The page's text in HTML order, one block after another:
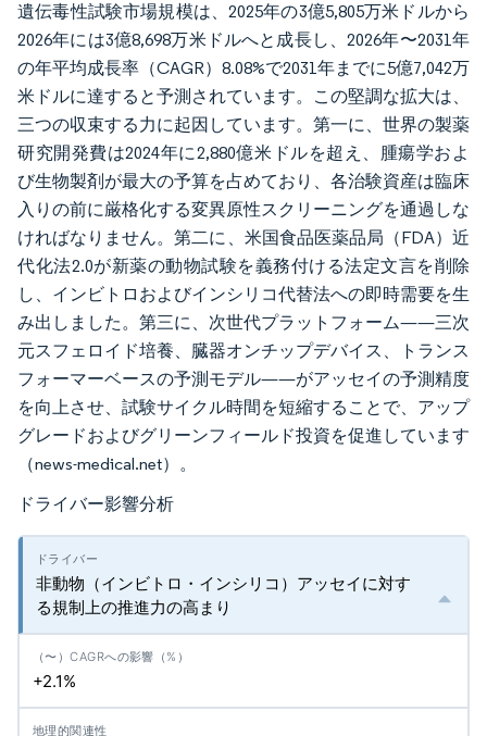
遺伝毒性試験市場規模は、2025年の3億5,805万米ドルから
2026年には3億8,698万米ドルへと成長し、2026年〜2031年
の年平均成長率（CAGR）8.08%で2031年までに5億7,042万
米ドルに達すると予測されています。この堅調な拡大は、
三つの収束する力に起因しています。第一に、世界の製薬
研究開発費は2024年に2,880億米ドルを超え、腫瘍学およ
び生物製剤が最大の予算を占めており、各治験資産は臨床
入りの前に厳格化する変異原性スクリーニングを通過しな
ければなりません。第二に、米国食品医薬品局（FDA）近
代化法2.0が新薬の動物試験を義務付ける法定文言を削除
し、インビトロおよびインシリコ代替法への即時需要を生
み出しました。第三に、次世代プラットフォーム——三次
元スフェロイド培養、臓器オンチップデバイス、トランス
フォーマーベースの予測モデル——がアッセイの予測精度
を向上させ、試験サイクル時間を短縮することで、アップ
グレードおよびグリーンフィールド投資を促進しています
（news-medical.net）。
ドライバー影響分析
非動物（インビトロ・インシリコ）アッセイに対す
る規制上の推進力の高まり
+2.1%